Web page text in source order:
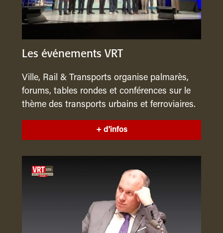
Les événements VRT
Ville, Rail & Transports organise palmarès,
forums, tables rondes et conférences sur le
thème des transports urbains et ferroviaires.
+ d'infos